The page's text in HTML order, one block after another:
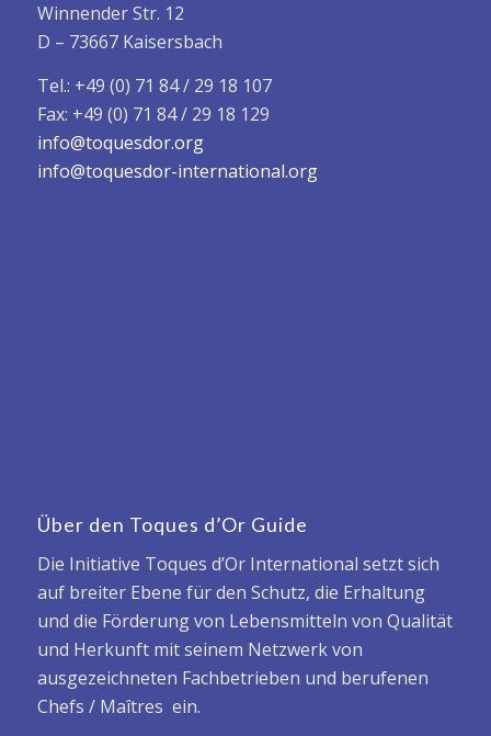
Winnender Str. 12
D – 73667 Kaisersbach
Tel.: +49 (0) 71 84 / 29 18 107
Fax: +49 (0) 71 84 / 29 18 129
info@toquesdor.org
info@toquesdor-international.org
Über den Toques d’Or Guide
Die Initiative Toques d’Or International setzt sich
auf breiter Ebene für den Schutz, die Erhaltung
und die Förderung von Lebensmitteln von Qualität
und Herkunft mit seinem Netzwerk von
ausgezeichneten Fachbetrieben und berufenen
Chefs / Maîtres ein.